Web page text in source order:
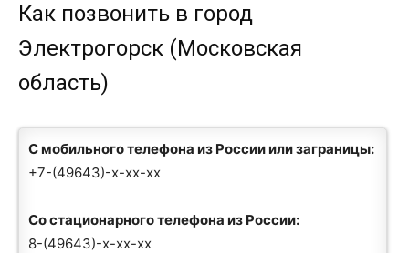
Как позвонить в город
Электрогорск (Московская
область)
С мобильного телефона из России или заграницы:
+7-(49643)-x-xx-xx
Со стационарного телефона из России:
8-(49643)-x-xx-xx